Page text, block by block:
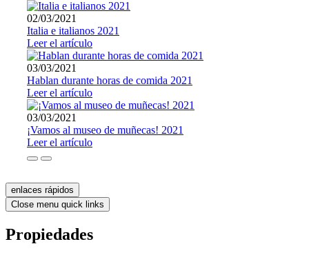
02/03/2021
Italia e italianos 2021
Leer el artículo
03/03/2021
Hablan durante horas de comida 2021
Leer el artículo
03/03/2021
¡Vamos al museo de muñecas! 2021
Leer el artículo
enlaces rápidos
Close menu quick links
Propiedades